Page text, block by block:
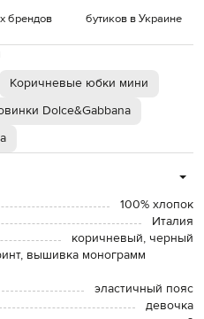
брендов бутиков в Украине
Коричневые юбки мини
Dolce&Gabbana
100% хлопок
Италия
коричневый, черный
вышивка монограмм
эластичный пояс
девочка